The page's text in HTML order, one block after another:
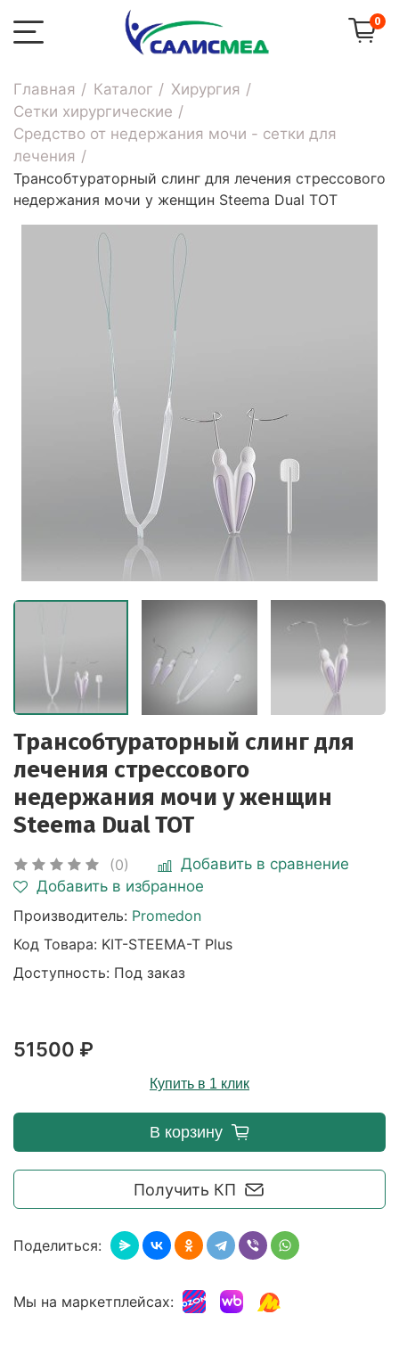
0
Главная Каталог
Хирургия
Сетки хирургические
Средство от недержания мочи - сетки для
лечения
Трансобтураторный слинг для лечения стрессового
недержания мочи у женщин Steema Dual TOT
Трансобтураторный слинг для
лечения стрессового
недержания мочи у женщин
Steema Dual TOT
(0)
Добавить в сравнение
Добавить в избранное
Производитель: Promedon
Код Товара: KIT-STEEMA-T Plus
Доступность: Под заказ
51500 ₽
Купить в 1 клик
Получить КП
В корзину
Поделиться:
Мы на маркетплейсах: